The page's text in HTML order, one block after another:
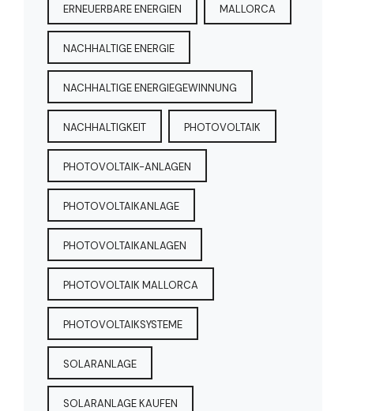
ERNEUERBARE ENERGIEN MALLORCA
NACHHALTIGE ENERGIE
NACHHALTIGE ENERGIEGEWINNUNG
NACHHALTIGKEIT PHOTOVOLTAIK
PHOTOVOLTAIK-ANLAGEN
PHOTOVOLTAIKANLAGE
PHOTOVOLTAIKANLAGEN
PHOTOVOLTAIK MALLORCA
PHOTOVOLTAIKSYSTEME
SOLARANLAGE
SOLARANLAGE KAUFEN